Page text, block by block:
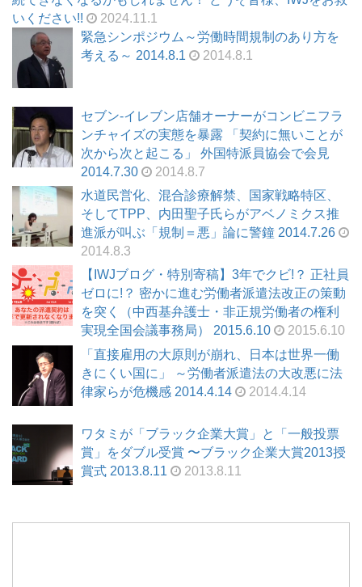
いください!!
2024.11.1
緊急シンポジウム～労働時間規制のあり方を
考える～ 2014.8.1
2014.8.1
セブン-イレブン店舗オーナーがコンビニフラ
ンチャイズの実態を暴露 「契約に無いことが
次から次と起こる」 外国特派員協会で会見
2014.7.30
2014.8.7
水道民営化、混合診療解禁、国家戦略特区、
そしてTPP、内田聖子氏らがアベノミクス推
進派が叫ぶ「規制＝悪」論に警鐘 2014.7.26
2014.8.3
【IWJブログ・特別寄稿】3年でクビ!？ 正社員
ゼロに!？ 密かに進む労働者派遣法改正の策動
を突く（中西基弁護士・非正規労働者の権利
実現全国会議事務局） 2015.6.10
2015.6.10
「直接雇用の大原則が崩れ、日本は世界一働
きにくい国に」 ～労働者派遣法の大改悪に法
律家らが危機感 2014.4.14
2014.4.14
ワタミが「ブラック企業大賞」と「一般投票
賞」をダブル受賞 〜ブラック企業大賞2013授
賞式 2013.8.11
2013.8.11